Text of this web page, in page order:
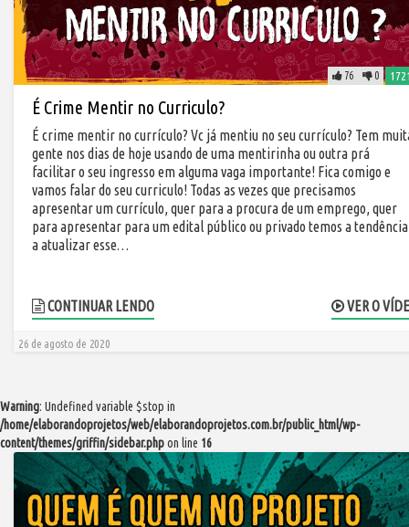
0
76
É Crime Mentir no Curriculo?
É crime mentir no currículo? Vc já mentiu no seu currículo? Tem
gente nos dias de hoje usando de uma mentirinha ou outra prá
facilitar o seu ingresso em alguma vaga importante! Fica comigo e
vamos falar do seu curriculo! Todas as vezes que precisamos
apresentar um currículo, quer para a procura de um emprego, quer
para apresentar para um edital público ou privado temos a tendência
a atualizar esse…
CONTINUAR LENDO VER O
26 de agosto de 2020
Warning: Undefined variable $stop in
/home/elaborandoprojetos/web/elaborandoprojetos.com.br/public_html/wp-
content/themes/griffin/sidebar.phpon line 16